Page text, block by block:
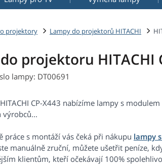
projektory Lampy do projektorů HITACHI
projektoru HITACHI
lampy: DT00691
CP-X443 nabízíme lampy s
výrobců...
práce s montáží vás čeká při nákupu lampy
manuálně zruční, můžete ušetřit peníze,
klientům, kteří očekávají 100%